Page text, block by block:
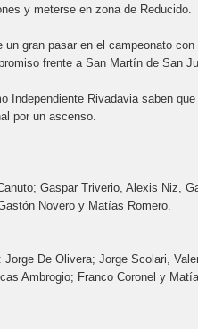
y meterse en zona de Reducido.
un gran pasar en el campeonato
frente a San Martín de San
Independiente Rivadavia saben
por un ascenso.
Gaspar Triverio, Alexis Niz,
Novero y Matías Romero.
Jorge De Olivera; Jorge Scolari,
Ambrogio; Franco Coronel y